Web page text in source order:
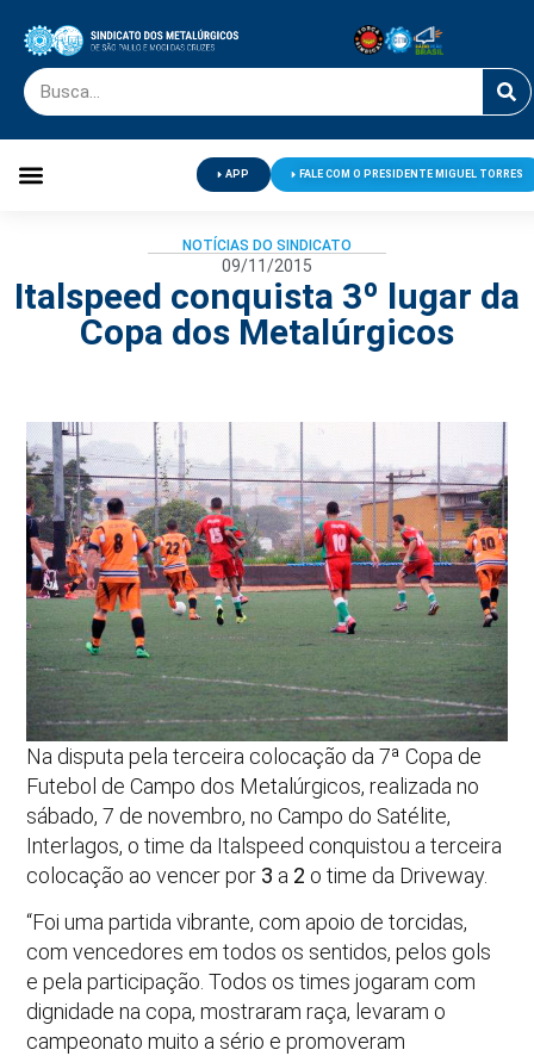
APP FALE COM O PRESIDENTE MIGUEL TORRES
NOTÍCIAS DO SINDICATO
09/11/2015
Italspeed conquista 3º lugar da
Copa dos Metalúrgicos
Na disputa pela terceira colocação da 7ª Copa de
Futebol de Campo dos Metalúrgicos, realizada no
sábado, 7 de novembro, no Campo do Satélite,
Interlagos, o time da Italspeed conquistou a terceira
colocação ao vencer por 3 a 2 o time da Driveway.
“Foi uma partida vibrante, com apoio de torcidas,
com vencedores em todos os sentidos, pelos gols
e pela participação. Todos os times jogaram com
dignidade na copa, mostraram raça, levaram o
campeonato muito a sério e promoveram